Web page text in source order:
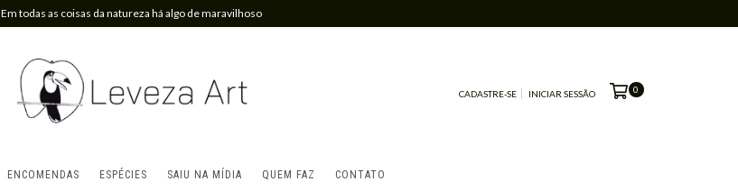
Em todas as coisas da natureza há algo de maravilhoso
CADASTRE-SE INICIAR SESSÃO 0
ENCOMENDAS ESPÉCIES SAIU NA MÍDIA QUEM FAZ CONTATO